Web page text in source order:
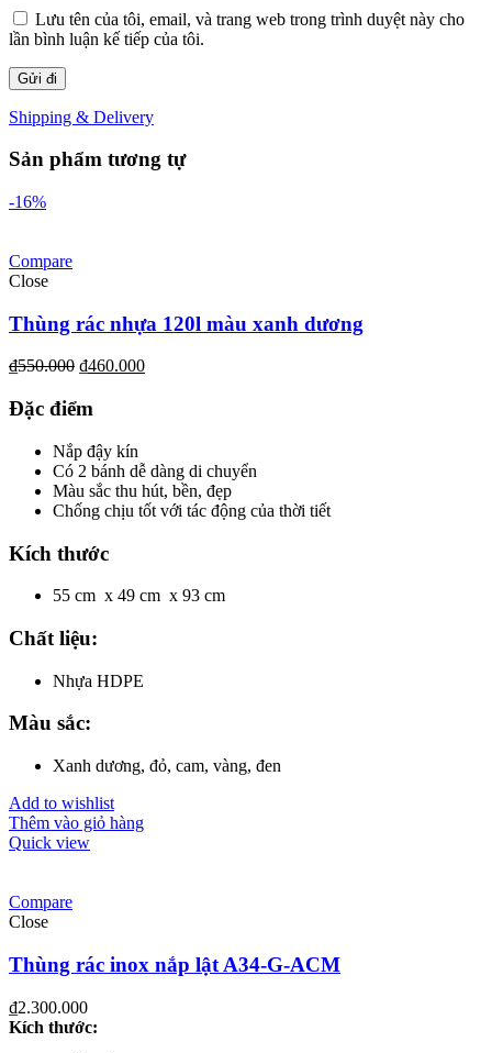
Lưu tên của tôi, email, và trang web trong trình duyệt này cho
lần bình luận kế tiếp của tôi.
Shipping & Delivery
Sản phẩm tương tự
-16%
Compare
Close
Thùng rác nhựa 120l màu xanh dương
₫550.000 ₫460.000
Đặc điểm
Nắp đậy kín
Có 2 bánh dễ dàng di chuyển
Màu sắc thu hút, bền, đẹp
Chống chịu tốt với tác động của thời tiết
Kích thước
55 cm x 49 cm x 93 cm
Chất liệu:
Nhựa HDPE
Màu sắc:
Xanh dương, đỏ, cam, vàng, đen
Add to wishlist
Thêm vào giỏ hàng
Quick view
Compare
Close
Thùng rác inox nắp lật A34-G-ACM
₫2.300.000
Kích thước: